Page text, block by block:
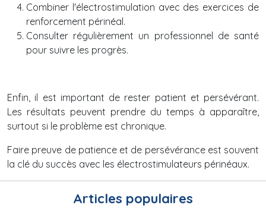
Combiner l'électrostimulation avec des exercices de
renforcement périnéal.
Consulter régulièrement un professionnel de santé
pour suivre les progrès.
Enfin, il est important de rester patient et persévérant.
Les résultats peuvent prendre du temps à apparaître,
surtout si le problème est chronique.
Faire preuve de patience et de persévérance est souvent
la clé du succès avec les électrostimulateurs périnéaux.
Articles populaires